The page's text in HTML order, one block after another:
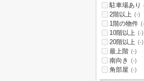
駐車場あり
2階以上 (-)
1階の物件
10階以上 (-)
20階以上 (-)
最上階 (-)
南向き (-)
角部屋 (-)